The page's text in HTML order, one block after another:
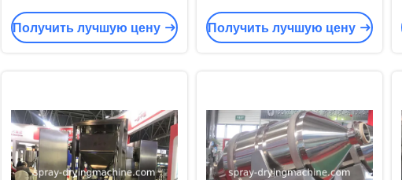
Получить лучшую цену
промышленное смешивая
оборудование в СУС304
Получить лучшую цену